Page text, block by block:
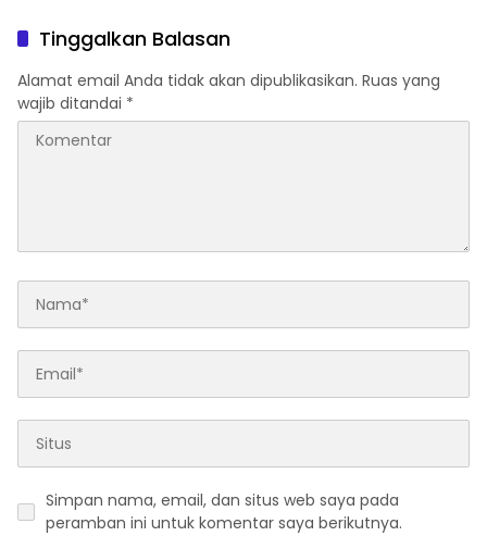
Sutarman
Tinggalkan Balasan
Alamat email Anda tidak akan dipublikasikan. Ruas yang
wajib ditandai *
Simpan nama, email, dan situs web saya pada
peramban ini untuk komentar saya berikutnya.